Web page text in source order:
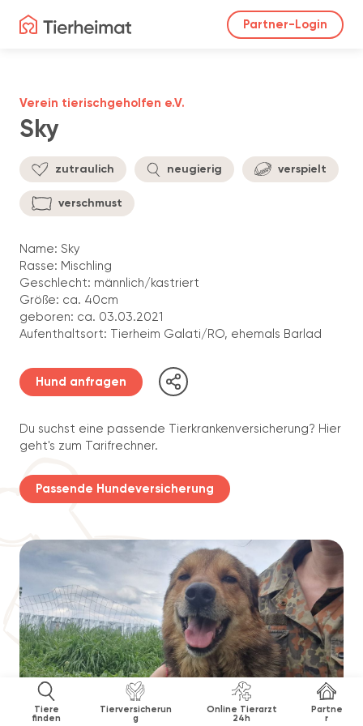
Partner-Login
Tiere
finden
Tierversicherun
g
Online Tierarzt
24h
Partne
r
Sky
Verein tierischgeholfen e.V.
zutraulich neugierig verspielt
verschmust
Name: Sky
Rasse: Mischling
Geschlecht: männlich/kastriert
Größe: ca. 40cm
geboren: ca. 03.03.2021
Aufenthaltsort: Tierheim Galati/RO, ehemals Barlad
Hund anfragen
Du suchst eine passende Tierkrankenversicherung? Hier
geht's zum Tarifrechner.
Passende Hundeversicherung